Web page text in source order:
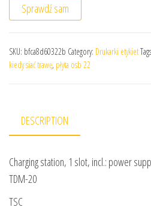
Sprawdź sam
SKU: bfca8d60322b Category: Drukarki etykiet
kiedy siać trawę, płyta osb 22
DESCRIPTION
Charging station, 1 slot, incl.: power
TDM-20
TSC